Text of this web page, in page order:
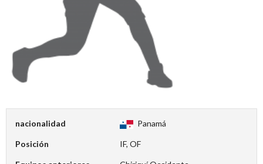
nacionalidad Panamá
Posición IF, OF